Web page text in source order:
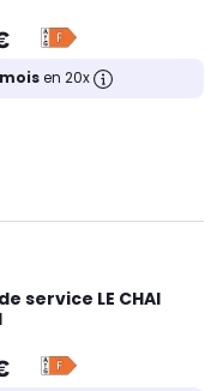
moisen 20x
service LE CHAI